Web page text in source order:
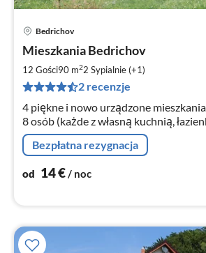
Bedrichov
Mieszkania Bedrichov
12 Gości90 m22 Sypialnie (+1)
2 recenzje
4 piękne i nowo urządzone
8 osób (każde z własną kuchnią,
nich także z oddzielnymi sypialniami).
grill.Bezpłatna rezygnacja
od 14€/ noc